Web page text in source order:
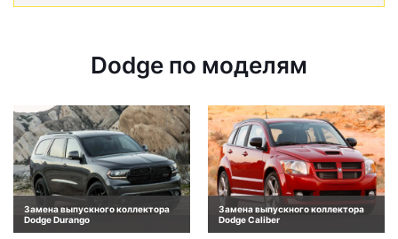
Dodge по моделям
Замена выпускного коллектора
Dodge Durango
Замена выпускного коллектора
Dodge Caliber